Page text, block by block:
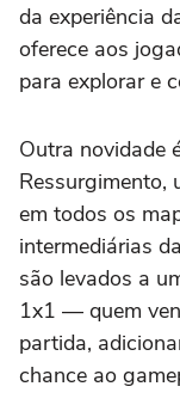
da experiência
oferece aos
para explorar e
Outra novidade
Ressurgimento,
em todos os
intermediárias
são levados a
1x1 — quem
partida,
chance ao